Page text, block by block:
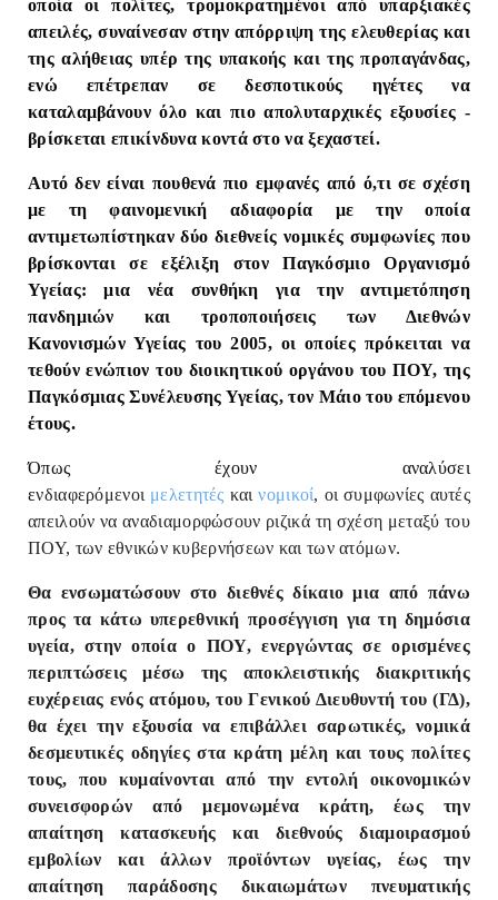
οποία οι πολίτες, τρομοκρατημένοι από υπαρξιακές
απειλές, συναίνεσαν στην απόρριψη της ελευθερίας και
της αλήθειας υπέρ της υπακοής και της προπαγάνδας,
ενώ επέτρεπαν σε δεσποτικούς ηγέτες να
καταλαμβάνουν όλο και πιο απολυταρχικές εξουσίες -
βρίσκεται επικίνδυνα κοντά στο να ξεχαστεί.
Αυτό δεν είναι πουθενά πιο εμφανές από ό,τι σε σχέση
με τη φαινομενική αδιαφορία με την οποία
αντιμετωπίστηκαν δύο διεθνείς νομικές συμφωνίες που
βρίσκονται σε εξέλιξη στον Παγκόσμιο Οργανισμό
Υγείας: μια νέα συνθήκη για την αντιμετόπηση
πανδημιών και τροποποιήσεις των Διεθνών
Κανονισμών Υγείας του 2005, οι οποίες πρόκειται να
τεθούν ενώπιον του διοικητικού οργάνου του ΠΟΥ, της
Παγκόσμιας Συνέλευσης Υγείας, τον Μάιο του επόμενου
έτους.
Όπως έχουν αναλύσει
ενδιαφερόμενοι μελετητές καινομικοί, οι συμφωνίες αυτές
απειλούν να αναδιαμορφώσουν ριζικά τη σχέση μεταξύ του
ΠΟΥ, των εθνικών κυβερνήσεων και των ατόμων.
Θα ενσωματώσουν στο διεθνές δίκαιο μια από πάνω
προς τα κάτω υπερεθνική προσέγγιση για τη δημόσια
υγεία, στην οποία ο ΠΟΥ, ενεργώντας σε ορισμένες
περιπτώσεις μέσω της αποκλειστικής διακριτικής
ευχέρειας ενός ατόμου, του Γενικού Διευθυντή του (ΓΔ),
θα έχει την εξουσία να επιβάλλει σαρωτικές, νομικά
δεσμευτικές οδηγίες στα κράτη μέλη και τους πολίτες
τους, που κυμαίνονται από την εντολή οικονομικών
συνεισφορών από μεμονωμένα κράτη, έως την
απαίτηση κατασκευής και διεθνούς διαμοιρασμού
εμβολίων και άλλων προϊόντων υγείας, έως την
απαίτηση παράδοσης δικαιωμάτων πνευματικής